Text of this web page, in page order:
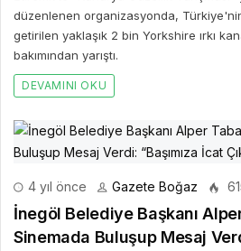
düzenlenen organizasyonda,
getirilen yaklaşık 2 bin Yorkshire ırkı
bakımından yarıştı.
DEVAMINI OKU
4 yıl önce Gazete Boğaz
İnegöl Belediye Başkanı
Sinemada Buluşup Mesaj